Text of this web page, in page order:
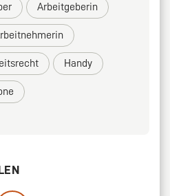
Arbeitgeberin
Handy